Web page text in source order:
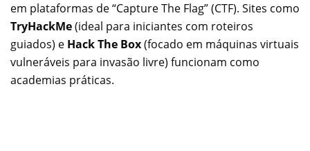
em plataformas de “Capture The Flag” (CTF). Sites como
TryHackMe(ideal para iniciantes com roteiros
guiados) e Hack The Box(focado em máquinas virtuais
vulneráveis para invasão livre) funcionam como
academias práticas.